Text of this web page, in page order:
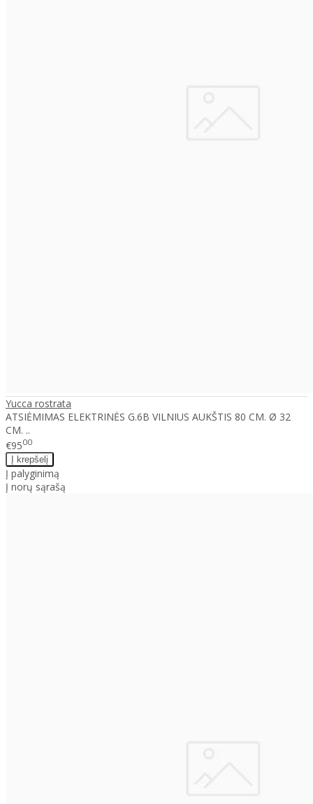
Yucca rostrata
ATSIĖMIMAS ELEKTRINĖS G.6B VILNIUS AUKŠTIS 80 CM. Ø 32
CM. ..
€9500
Į palyginimą
Į norų sąrašą